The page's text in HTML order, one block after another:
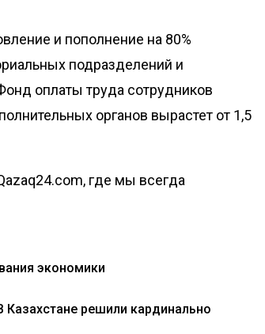
и пополнение на 80%
подразделений и
оплаты труда сотрудников
органов вырастет от 1,5
где мы всегда
экономики
решили кардинально